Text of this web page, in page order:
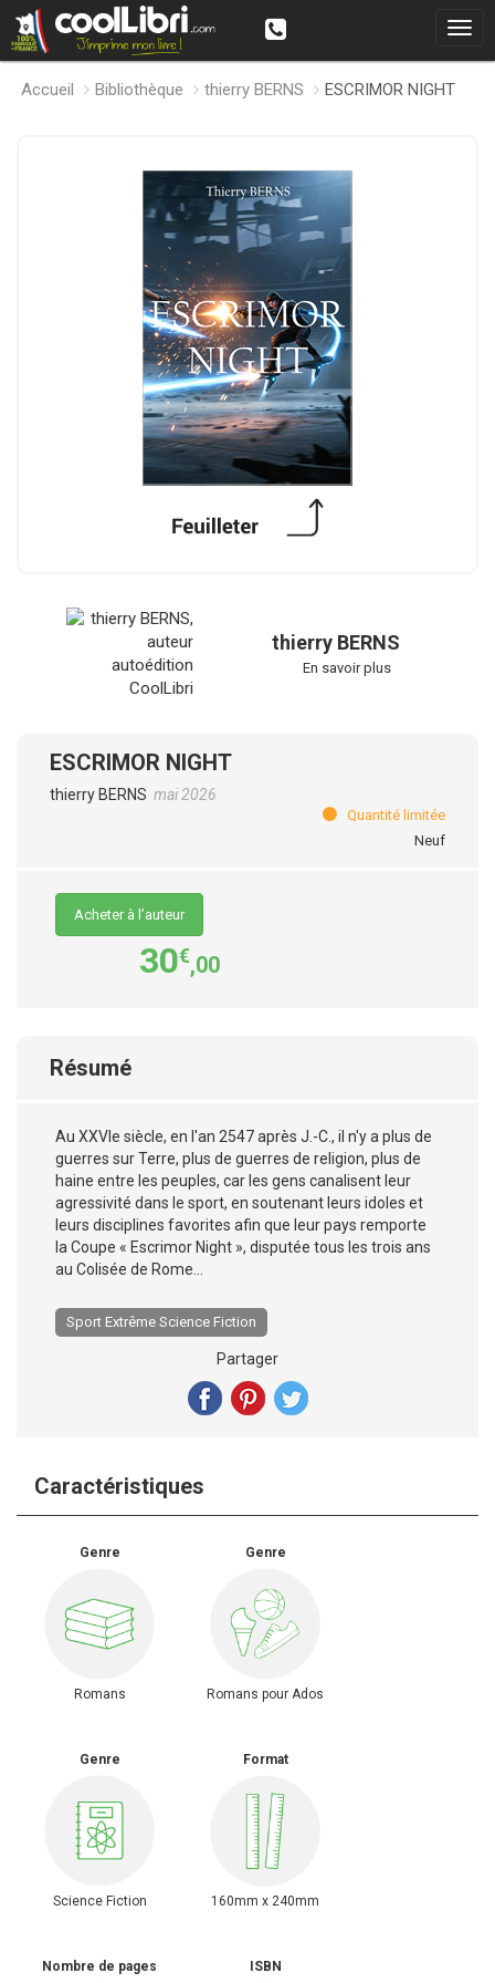
Accueil Bibliothèque thierry BERNS ESCRIMOR NIGHT
thierry BERNS
En savoir plus
ESCRIMOR NIGHT
thierry BERNS mai 2026
Quantité limitée
Neuf
Acheter à l’auteur
30€,00
Résumé
Au XXVIe siècle, en l'an 2547 après J.-C., il n'y a plus de
guerres sur Terre, plus de guerres de religion, plus de
haine entre les peuples, car les gens canalisent leur
agressivité dans le sport, en soutenant leurs idoles et
leurs disciplines favorites afin que leur pays remporte
la Coupe « Escrimor Night », disputée tous les trois ans
au Colisée de Rome...
Sport Extrême Science Fiction
Partager
Caractéristiques
Genre
Romans
Genre
Romans pour Ados
Genre
Science Fiction
Format
160mm x 240mm
Nombre de pages ISBN